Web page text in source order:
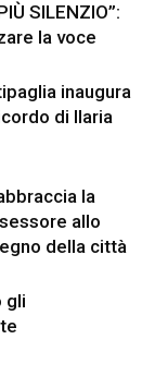
SILENZIO”:
la voce
inaugura
di Ilaria
la
allo
della città
gli